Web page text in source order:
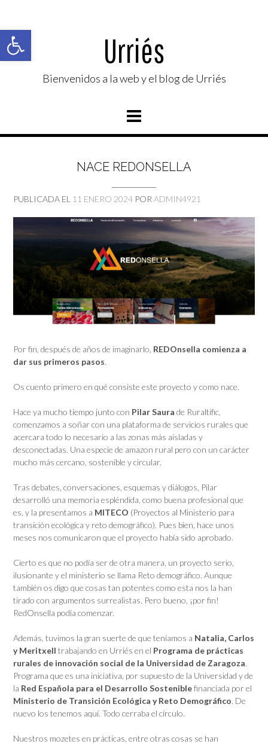
Abrir barra de herramientas
contenido
Urriés
Bienvenidos a la web y el blog de Urriés
NACE REDONSELLA
PUBLICADA EL 11 ENERO 2024 POR ADMIN4921
Por fin, después de años de imaginarlo, REDOnsella comienza a
dar sus primeros pasos.
Os cuento primero en qué consiste este proyecto y como nace.
Hace ya mucho tiempo junto con Pilar Saura de Ruraltific,
comenzamos a soñar con una plataforma de servicios rurales que
acercara todo lo necesario a las zonas más aisladas y
desconectadas. Una especie de amazon rural pero con un carácter
mucho más cercano, sostenible y circular.
Tras debates, conversaciones, esquemas y diálogos, Pilar
desarrolló una memoria espléndida, como buena profesional que
es, y la presentamos a MITECO (Proyectos al Ministerio para
transición ecológica y reto demográfico). Pues bien, hace unos
meses nos comunicaron que el proyecto había sido aprobado.
Cierto es que no podía ser de otra manera, un proyecto serio,
ilusionante y el ministerio se llama Reto demográfico. Aunque
también os digo que cosas tan potentes como esta nos la han
tirado con argumentos surrealistas. Pero bueno, ¡por fin!
RedOnsella podía comenzar.
Además, tuvimos la gran suerte de que teníamos a Natalia, Carlos
y Meritxell trabajando en Urriés en el Programa de prácticas
rurales de innovación social de la Universidad de Zaragoza.
Programa que es una iniciativa, por supuesto de la Universidad y de
la Red Española para el Desarrollo Sosteniblefinanciada por el
Ministerio de Transición Ecológica y Reto Demográfico. De
nuevo los tenemos aquí. Todo cerraba el círculo.
Nuestros mozetes en prácticas, entre otras cosas se han